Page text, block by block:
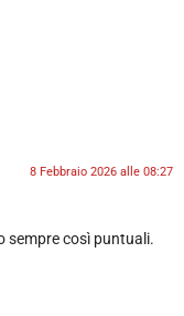
8 Febbraio 2026 alle 08:27
sempre così puntuali.